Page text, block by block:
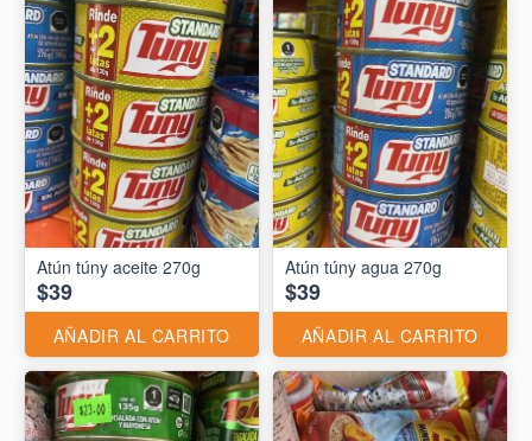
Atún túny aceite 270g
$39
AÑADIR AL CARRITO
Atún túny agua 270g
$39
AÑADIR AL CARRITO